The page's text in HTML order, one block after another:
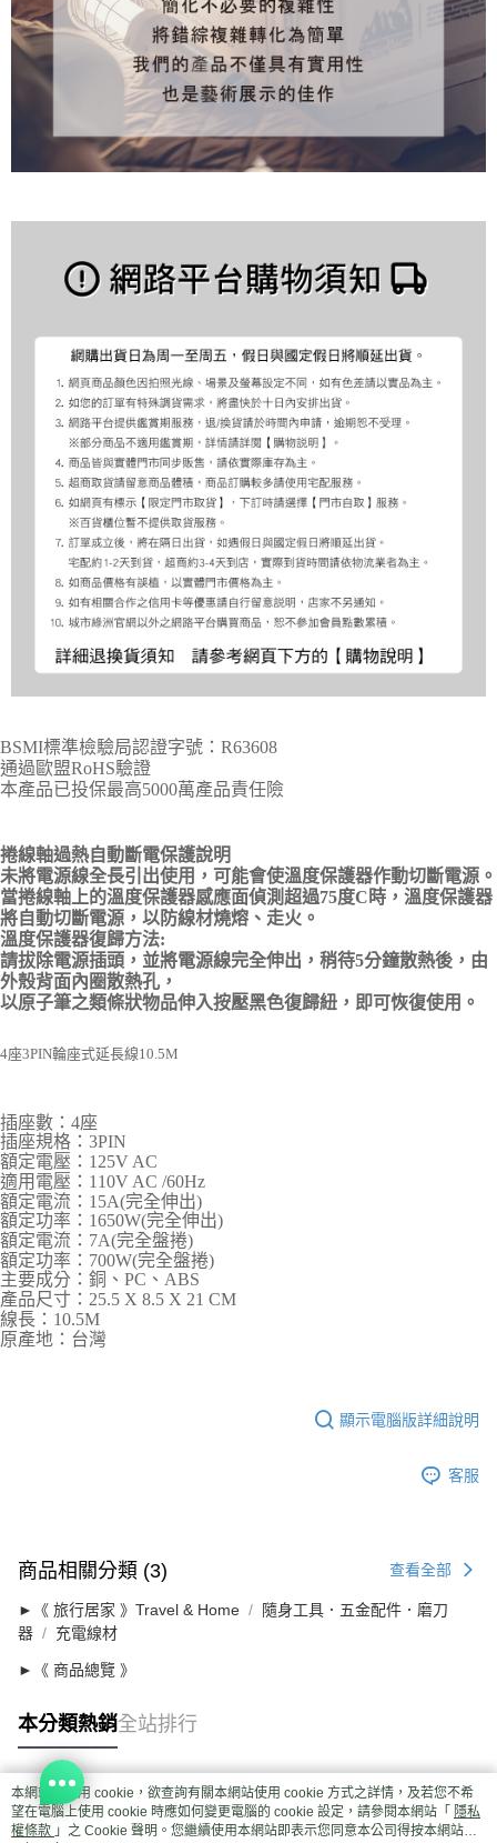
BSMI標準檢驗局認證字號：R63608
通過歐盟RoHS驗證
本產品已投保最高5000萬產品責任險
捲線軸過熱自動斷電保護說明
未將電源線全長引出使用，可能會使溫度保護器作動切斷電源。
當捲線軸上的溫度保護器感應面偵測超過75度C時，溫度保護器
將自動切斷電源，以防線材燒熔、走火。
溫度保護器復歸方法:
請拔除電源插頭，並將電源線完全伸出，稍待5分鐘散熱後，由
外殼背面內圈散熱孔，
以原子筆之類條狀物品伸入按壓黑色復歸紐，即可恢復使用。
4座3PIN輪座式延長線10.5M
插座數：4座
插座規格：3PIN
額定電壓：125V AC
適用電壓：110V AC /60Hz
額定電流：15A(完全伸出)
額定功率：1650W(完全伸出)
額定電流：7A(完全盤捲)
額定功率：700W(完全盤捲)
主要成分：銅、PC、ABS
產品尺寸：25.5 X 8.5 X 21 CM
線長：10.5M
原產地：台灣
顯示電腦版詳細說明
客服
商品相關分類 (3) 查看全部
►《 旅行居家 》Travel & Home
隨身工具．五金配件．磨刀
器
充電線材
►《 商品總覽 》
本分類熱銷全站排行
熱門標籤
本網站中使用 cookie，欲查詢有關本網站使用 cookie 方式之詳情，及若您不希
望在電腦上使用 cookie 時應如何變更電腦的 cookie 設定，請參閱本網站「 隱私
權條款 」之 Cookie 聲明。您繼續使用本網站即表示您同意本公司得按本網站使